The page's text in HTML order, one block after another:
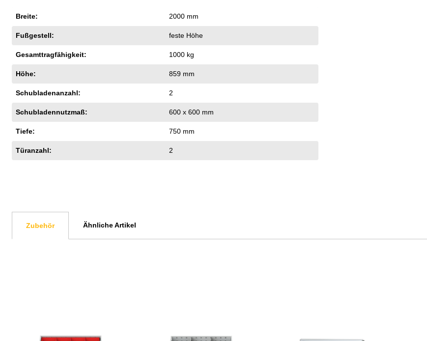
Breite: 2000 mm
Fußgestell: feste Höhe
Gesamttragfähigkeit: 1000 kg
Höhe: 859 mm
Schubladenanzahl: 2
Schubladennutzmaß: 600 x 600 mm
Tiefe: 750 mm
Türanzahl: 2
Zubehör Ähnliche Artikel